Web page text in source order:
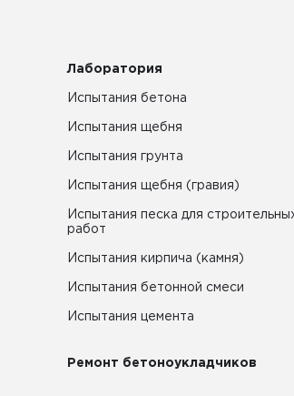
Лаборатория
Испытания бетона
Испытания щебня
Испытания грунта
Испытания щебня (гравия)
Испытания песка для
работ
Испытания кирпича (камня)
Испытания бетонной смеси
Испытания цемента
Ремонт бетоноукладчиков